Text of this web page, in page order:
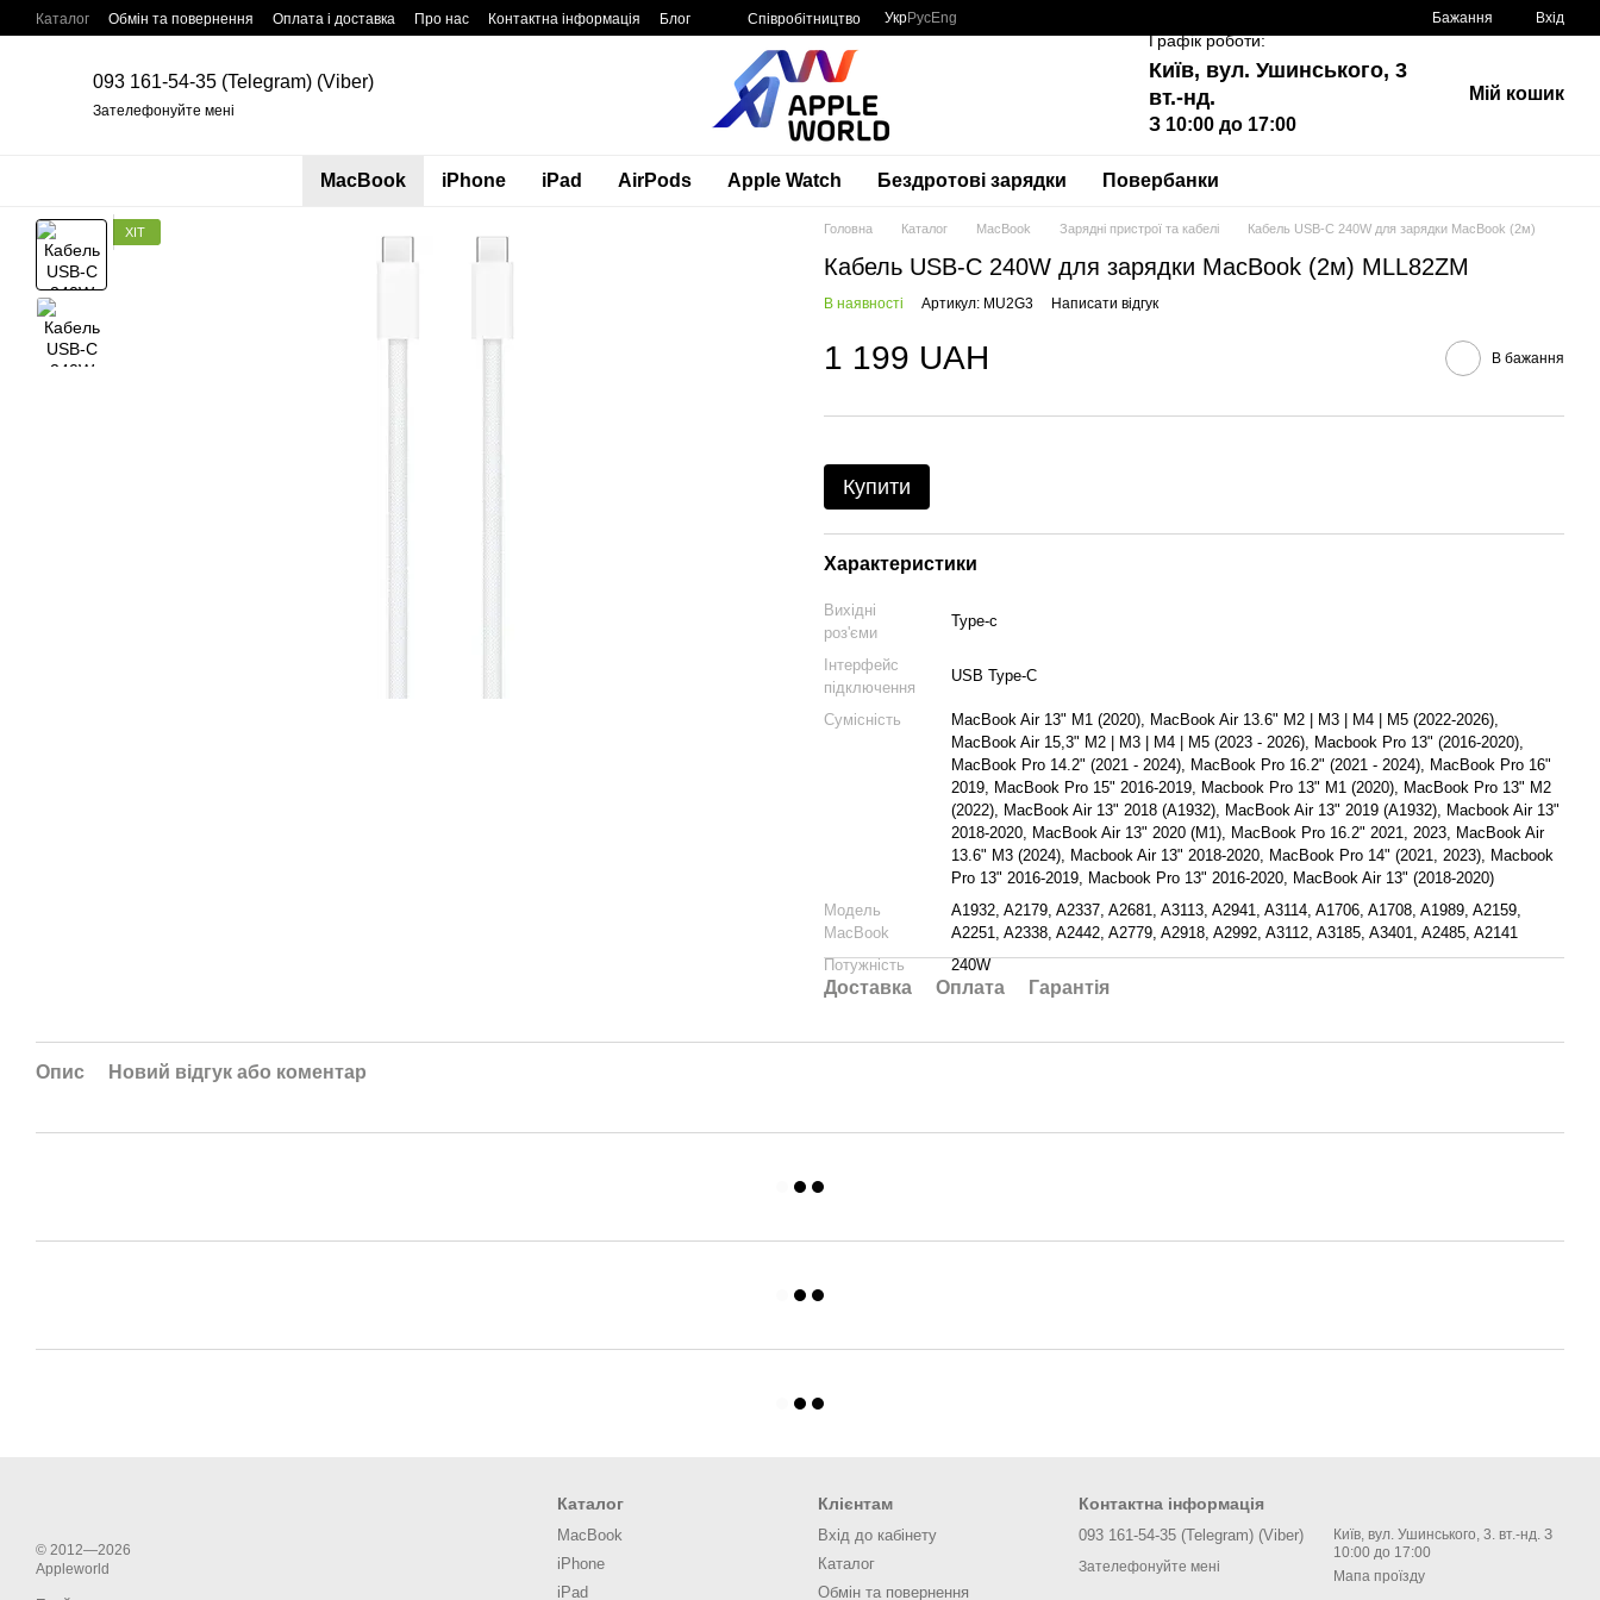
Перейти до основного контенту
Каталог Обмін та повернення Оплата і доставка Про нас Контактна інформація Блог Співробітництво УкрРусEng Бажання Вхід
093 161-54-35 (Telegram) (Viber)
Зателефонуйте мені
Графік роботи:
Київ, вул. Ушинського, 3
вт.-нд.
З 10:00 до 17:00
Мій кошик
MacBook iPhone iPad AirPods Apple Watch Бездротові зарядки Повербанки
ХІТ Головна Каталог MacBook Зарядні пристрої та кабелі Кабель USB‑C 240W для зарядки MacBook (2м)
Кабель USB‑C 240W для зарядки MacBook (2м) MLL82ZM
В наявності Артикул: MU2G3 Написати відгук
1 199 UAH В бажання
Купити
Характеристики
Вихідні
роз'єми
Type-c
Інтерфейс
підключення
USB Type-C
Сумісність
MacBook Air 13" M1 (2020), MacBook Air 13.6" M2 | M3 | M4 | M5 (2022-2026),
MacBook Air 15,3" M2 | M3 | M4 | M5 (2023 - 2026), Macbook Pro 13" (2016-2020),
MacBook Pro 14.2" (2021 - 2024), MacBook Pro 16.2" (2021 - 2024), MacBook Pro 16"
2019, MacBook Pro 15" 2016-2019, Macbook Pro 13" M1 (2020), MacBook Pro 13" M2
(2022), MacBook Air 13" 2018 (A1932), MacBook Air 13" 2019 (A1932), Macbook Air 13"
2018-2020, MacBook Air 13" 2020 (M1), MacBook Pro 16.2" 2021, 2023, MacBook Air
13.6" M3 (2024), Macbook Air 13" 2018-2020, MacBook Pro 14" (2021, 2023), Macbook
Pro 13" 2016-2019, Macbook Pro 13" 2016-2020, MacBook Air 13" (2018-2020)
Модель
MacBook
A1932, A2179, A2337, A2681, A3113, A2941, A3114, A1706, A1708, A1989, A2159,
A2251, A2338, A2442, A2779, A2918, A2992, A3112, A3185, A3401, A2485, A2141
Потужність
240W
Доставка Оплата Гарантія
Опис Новий відгук або коментар
© 2012—2026
Appleworld
Каталог
MacBook
iPhone
iPad
Клієнтам
Вхід до кабінету
Каталог
Обмін та повернення
Контактна інформація
093 161-54-35 (Telegram) (Viber)
Зателефонуйте мені
Київ, вул. Ушинського, 3. вт.-нд. З
10:00 до 17:00
Мапа проїзду